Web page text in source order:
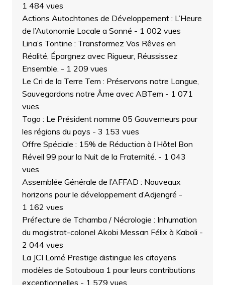
1 484 vues
Actions Autochtones de Développement : L’Heure
de l’Autonomie Locale a Sonné - 1 002 vues
Lina’s Tontine : Transformez Vos Rêves en
Réalité, Épargnez avec Rigueur, Réussissez
Ensemble. - 1 209 vues
Le Cri de la Terre Tem : Préservons notre Langue,
Sauvegardons notre Âme avec ABTem - 1 071
vues
Togo : Le Président nomme 05 Gouverneurs pour
les régions du pays - 3 153 vues
Offre Spéciale : 15% de Réduction à l’Hôtel Bon
Réveil 99 pour la Nuit de la Fraternité. - 1 043
vues
Assemblée Générale de l’AFFAD : Nouveaux
horizons pour le développement d’Adjengré -
1 162 vues
Préfecture de Tchamba / Nécrologie : Inhumation
du magistrat-colonel Akobi Messan Félix à Kaboli -
2 044 vues
La JCI Lomé Prestige distingue les citoyens
modèles de Sotouboua 1 pour leurs contributions
exceptionnelles - 1 579 vues